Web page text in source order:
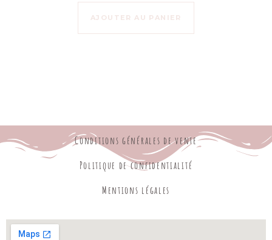
AJOUTER AU PANIER
Conditions générales de vente
Politique de confidentialité
Mentions légales